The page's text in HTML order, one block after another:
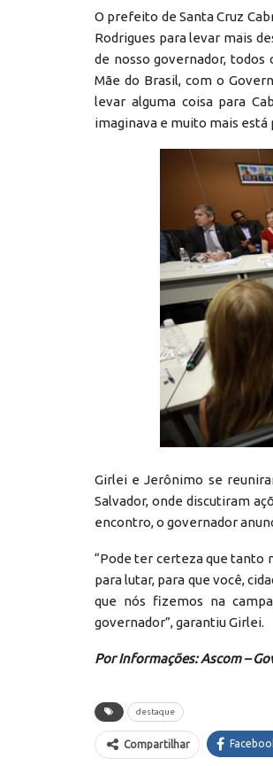
O prefeito de Santa Cruz
Rodrigues para levar mais
de nosso governador, todos
Mãe do Brasil, com o
levar alguma coisa para
imaginava e muito mais
Girlei e Jerônimo se
Salvador, onde discutiram
encontro, o governador
“Pode ter certeza que tanto
para lutar, para que você,
que nós fizemos na
governador”, garantiu Girlei.
Por Informações: Ascom –
destaque
Compartilhar